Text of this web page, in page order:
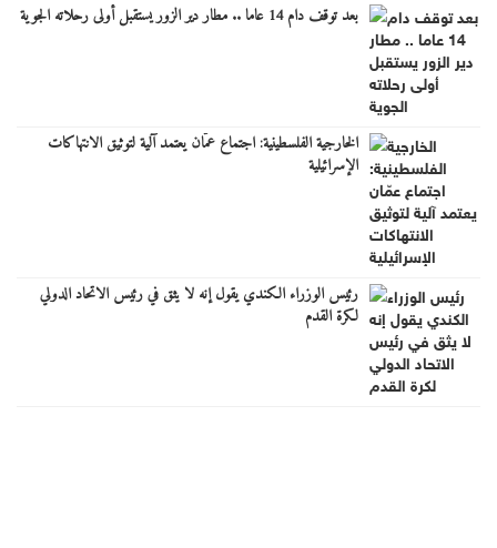
بعد توقف دام 14 عاما .. مطار دير الزور يستقبل أولى رحلاته الجوية
الخارجية الفلسطينية: اجتماع عمّان يعتمد آلية لتوثيق الانتهاكات
الإسرائيلية
رئيس الوزراء الكندي يقول إنه لا يثق في رئيس الاتحاد الدولي
لكرة القدم